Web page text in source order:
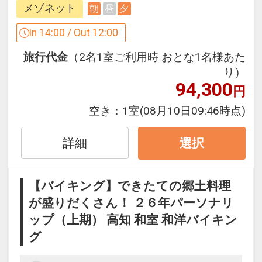
並べています。
アクセス ： ホテルから徒歩で約５分
【高知城】
築城400年の歴史をもちロマンにつつま
れた高知城、天守閣から眺める高知市の
アクセス ： ホテルから徒歩で２０分
【桂浜】
アクセス ： ホテルから車で約３０分
設定期間：2026年4月1日～2026年11月
30日
インターネットコース番号：DP-1-
17206906
おとな1名＋こども1名の合計2名でご参
加の場合、お子様にこども代金が適用と
●記念日（前後１週間）のお客様にミニ
ホールケーキプレゼント
１予約につき１個ご用意いたします（滞
在中１回）
※ご予約時に「お問合せ・ご要望等メ
に、記念日の内容（誕生日・結婚記念日
等）をご記入ください。
※旅行代金に含まれます。
メゾネット 朝 昼 夕
In 14:00 / Out 12:00
旅行代金 （2名1室ご利用時 おとな1名様あた
り）
94,300円
空き： 1室(08月10日09:46時点)
詳細 選択
【バイキング】できたての郷土料理
が盛りだくさん！ ２６年パーソナリ
ップ（上期） 高知 和室 和洋バイキン
グ